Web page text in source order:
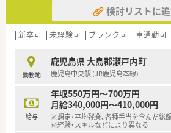
検討リストに
新卒可 未経験可 ブランク可 車通勤可
勤務地
鹿児島県 大島郡瀬戸内町
鹿児島中央駅 (JR鹿児島本線)
給与
年収550万円～700万円
月給340,000円～410,000円
※想定・平均残業、各種手当を含んだ総
※経験・スキルなどにより異なる